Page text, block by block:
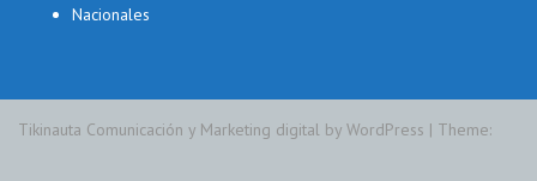
Nacionales
Tikinauta Comunicación y Marketing digital by WordPress | Theme: